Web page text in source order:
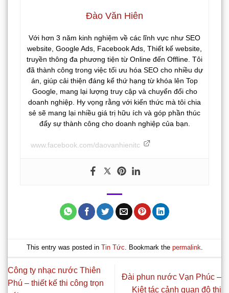
Đào Văn Hiên
Với hơn 3 năm kinh nghiệm về các lĩnh vực như SEO
website, Google Ads, Facebook Ads, Thiết kế website,
truyền thông đa phương tiện từ Online đến Offline. Tôi
đã thành công trong việc tối ưu hóa SEO cho nhiều dự
án, giúp cải thiện đáng kể thứ hạng từ khóa lên Top
Google, mang lại lượng truy cập và chuyển đổi cho
doanh nghiệp. Hy vọng rằng với kiến thức mà tôi chia
sẻ sẽ mang lại nhiều giá trị hữu ích và góp phần thúc
đẩy sự thành công cho doanh nghiệp của bạn.
www.facebook.com/daovanhienitc
This entry was posted in Tin Tức. Bookmark the permalink.
Công ty nhạc nước Thiên
Phú – thiết kế thi công trọn
Đài phun nước Vạn Phúc –
Kiệt tác cảnh quan đô thị